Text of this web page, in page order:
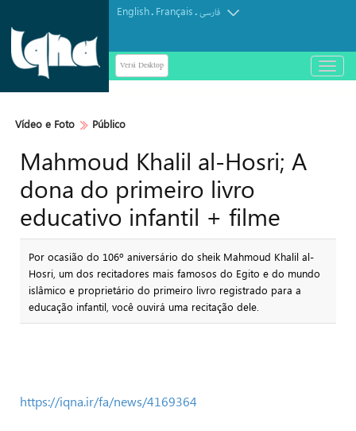
English. Français.فارسی
Versi Desktop
باز
و
Vídeo e Foto Público
Mahmoud Khalil al-Hosri; A
dona do primeiro livro
educativo infantil + filme
Por ocasião do 106º aniversário do sheik Mahmoud Khalil al-
Hosri, um dos recitadores mais famosos do Egito e do mundo
islâmico e proprietário do primeiro livro registrado para a
educação infantil, você ouvirá uma recitação dele.
https://iqna.ir/fa/news/4169364